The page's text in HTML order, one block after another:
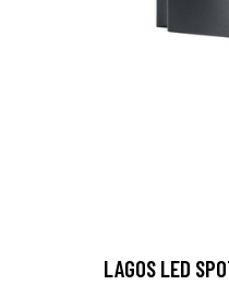
LAGOS LED